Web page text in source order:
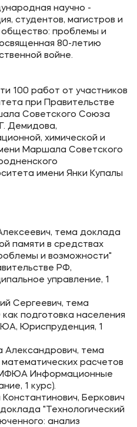
образования
образование
научно -
студентов, магистров и
проблемы и
80-летию
войне.
100 работ от участников
при Правительстве
Советского Союза
Демидова,
химической и
Маршала Советского
имени Янки Купалы
тема доклада
памяти в средствах
и возможности"
РФ,
управление, 1
Сергеевич, тема
подготовка населения
Юриспруденция, 1
Александрович, тема
расчетов
Информационные
1 курс).
Беркович
"Технологический
анализ